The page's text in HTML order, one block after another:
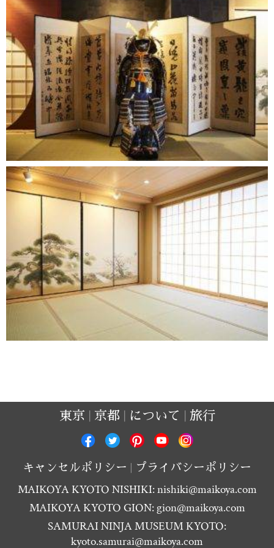
東京 京都 について 旅行
キャンセルポリシー
プライバシーポリシー
MAIKOYA KYOTO NISHIKI:nishiki@maikoya.com
MAIKOYA KYOTO GION:gion@maikoya.com
SAMURAI NINJA MUSEUM KYOTO:
kyoto.samurai@maikoya.com